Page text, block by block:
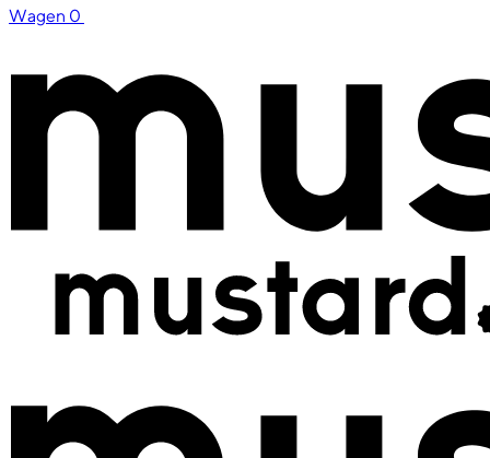
Wagen 0